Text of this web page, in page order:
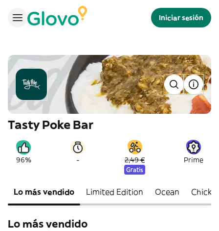
Iniciar sesión
Tasty Poke Bar
96% - 2,49 €
Gratis
Prime
Lo más vendido Limited Edition Ocean
Lo más vendido